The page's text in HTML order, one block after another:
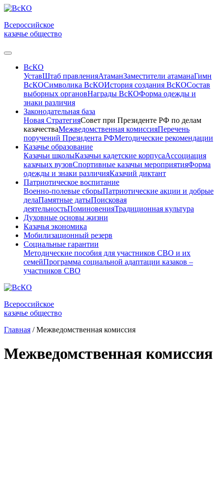
Всероссийское
казачье общество
ВсКО
УставШтаб правленияАтаманЗаместители атаманаГимн
ВсКОСимволика ВсКОИстория создания ВсКОСостав
выборных органовНаграды ВсКОФорма одежды и
знаки различия
Законодательная база
Новая СтратегияСовет при Президенте РФ по делам
казачестваМежведомственная комиссияПеречень
поручений Президента РФМетодические рекомендации
Казачье образование
Казачьи школыКазачьи кадетские корпусаАссоциация
казачьих вузовСпортивные казачьи мероприятияФорма
одежды и знаки различияКазачий диктант
Патриотическое воспитание
Военно-полевые сборыПатриотические акции и добрые
делаПамятные датыПоисковая
деятельностьПоминовенияТрадиционная культура
Духовные основы жизни
Казачья экономика
Мобилизационный резерв
Социальные гарантии
Методические пособия для участников СВО и их
семейПрограмма социальной адаптации казаков –
участников СВО
Всероссийское
казачье общество
Главная / Межведомственная комиссия
Межведомственная комиссия